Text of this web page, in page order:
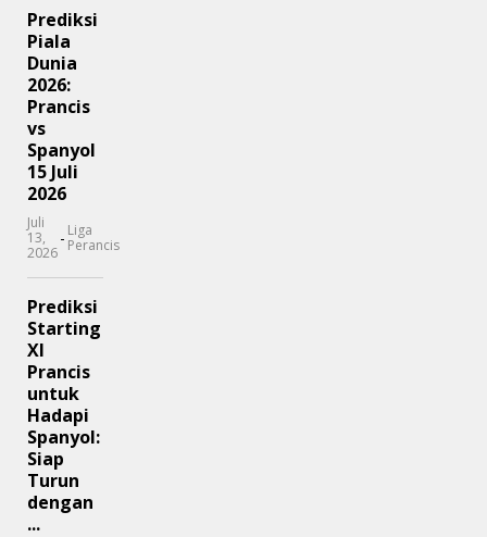
Prediksi
Piala
Dunia
2026:
Prancis
vs
Spanyol
15 Juli
2026
Juli
13,
2026
- Liga
Perancis
Prediksi
Starting
XI
Prancis
untuk
Hadapi
Spanyol:
Siap
Turun
dengan
...